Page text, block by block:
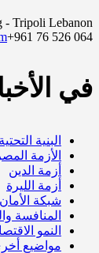
- Tripoli Lebanon
+961 76 526 064
في
البنية التحتية
الأزمة
أزمة الدين
أزمة الليرة
شبكة
المنافسة
النمو
مواضيع